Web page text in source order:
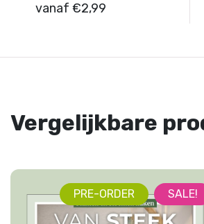
vanaf €2,99
Vergelijkbare
PRE-ORDER SALE!